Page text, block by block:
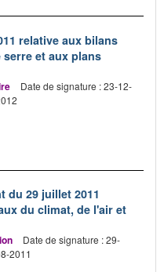
relative aux bilans
serre et aux plans
Date de signature : 23-12-
du 29 juillet 2011
du climat, de l'air et
Date de signature : 29-
2011